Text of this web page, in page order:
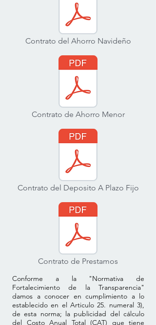
Contrato del Ahorro Navideño
Contrato de Ahorro Menor
Contrato del Deposito A Plazo Fijo
Contrato de Prestamos
Conforme a la "Normativa de
Fortalecimiento de la Transparencia"
damos a conocer en cumplimiento a lo
establecido en el Articulo 25. numeral 3),
de esta norma; la publicidad del cálculo
del Costo Anual Total (CAT) que tiene